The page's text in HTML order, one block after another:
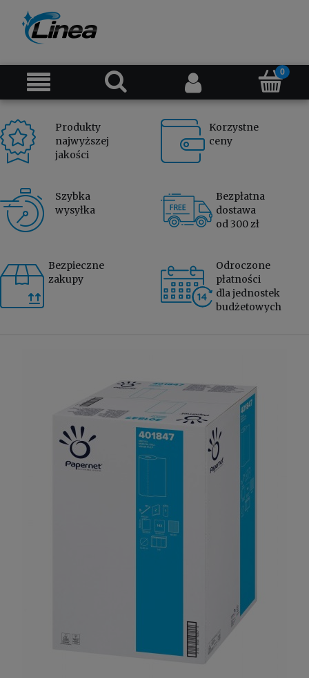
Produkty
najwyższej
jakości
Korzystne
ceny
Szybka
wysyłka
Bezpłatna
dostawa
od 300 zł
Bezpieczne
zakupy
Odroczone
płatności
dla jednostek
budżetowych